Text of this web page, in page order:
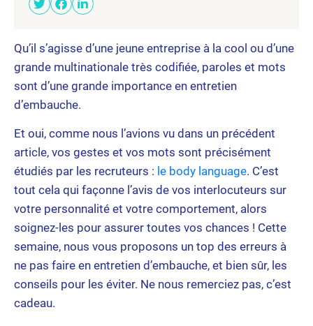
Qu’il s’agisse d’une jeune entreprise à la cool ou d’une
grande multinationale très codifiée, paroles et mots
sont d’une grande importance en entretien
d’embauche.
Et oui, comme nous l’avions vu dans un précédent
article, vos gestes et vos mots sont précisément
étudiés par les recruteurs : le body language. C’est
tout cela qui façonne l’avis de vos interlocuteurs sur
votre personnalité et votre comportement, alors
soignez-les pour assurer toutes vos chances ! Cette
semaine, nous vous proposons un top des erreurs à
ne pas faire en entretien d’embauche, et bien sûr, les
conseils pour les éviter. Ne nous remerciez pas, c’est
cadeau.